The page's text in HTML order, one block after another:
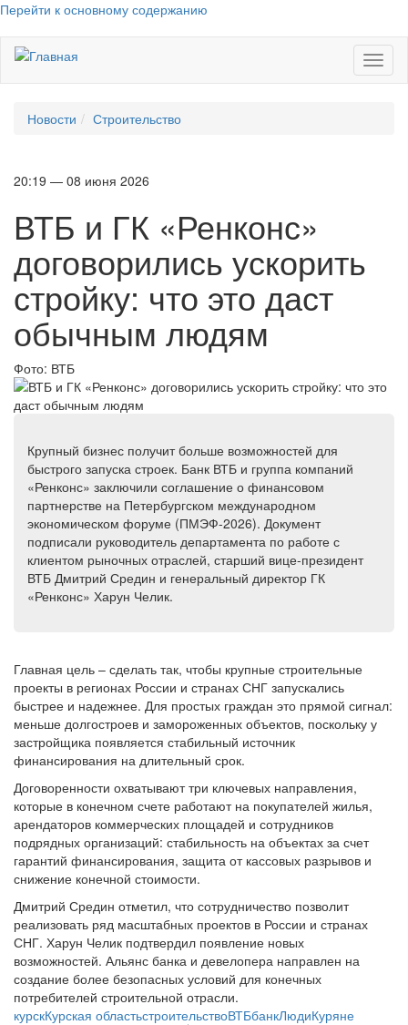
Перейти к основному содержанию
Новости Строительство
20:19 — 08 июня 2026
ВТБ и ГК «Ренконс»
договорились ускорить
стройку: что это даст
обычным людям
Фото: ВТБ
Крупный бизнес получит больше возможностей для
быстрого запуска строек. Банк ВТБ и группа компаний
«Ренконс» заключили соглашение о финансовом
партнерстве на Петербургском международном
экономическом форуме (ПМЭФ-2026). Документ
подписали руководитель департамента по работе с
клиентом рыночных отраслей, старший вице-президент
ВТБ Дмитрий Средин и генеральный директор ГК
«Ренконс» Харун Челик.
Главная цель – сделать так, чтобы крупные строительные
проекты в регионах России и странах СНГ запускались
быстрее и надежнее. Для простых граждан это прямой сигнал:
меньше долгостроев и замороженных объектов, поскольку у
застройщика появляется стабильный источник
финансирования на длительный срок.
Договоренности охватывают три ключевых направления,
которые в конечном счете работают на покупателей жилья,
арендаторов коммерческих площадей и сотрудников
подрядных организаций: стабильность на объектах за счет
гарантий финансирования, защита от кассовых разрывов и
снижение конечной стоимости.
Дмитрий Средин отметил, что сотрудничество позволит
реализовать ряд масштабных проектов в России и странах
СНГ. Харун Челик подтвердил появление новых
возможностей. Альянс банка и девелопера направлен на
создание более безопасных условий для конечных
потребителей строительной отрасли.
курскКурская областьстроительствоВТБбанкЛюдиКуряне